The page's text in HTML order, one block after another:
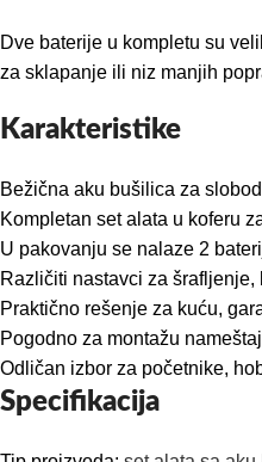
Dve baterije u kompletu su
za sklapanje ili niz manjih
Karakteristike
Bežična aku bušilica za
Kompletan set alata u koferu
U pakovanju se nalaze 2
Različiti nastavci za
Praktično rešenje za kuću,
Pogodno za montažu
Odličan izbor za početnike,
Specifikacija